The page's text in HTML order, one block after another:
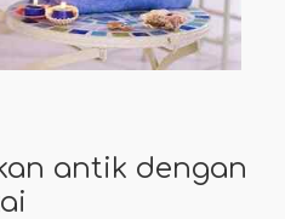
antik dengan